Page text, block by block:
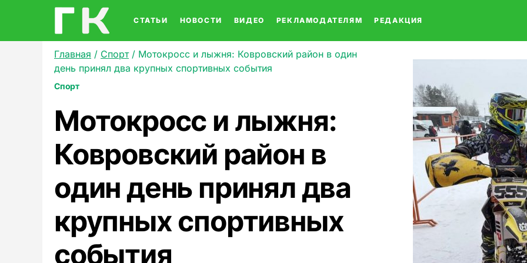
СТАТЬИ НОВОСТИ ВИДЕО РЕКЛАМОДАТЕЛЯМ РЕДАКЦИЯ
Главная / Спорт/ Мотокросс и лыжня: Ковровский район в один
день принял два крупных спортивных события
Спорт
Мотокросс и лыжня:
Ковровский район в
один день принял два
крупных спортивных
события